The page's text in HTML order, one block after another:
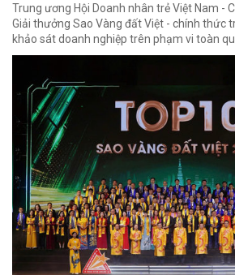
Trung ương Hội Doanh nhân trẻ Việt Nam -
Giải thưởng Sao Vàng đất Việt - chính thức
khảo sát doanh nghiệp trên phạm vi toàn